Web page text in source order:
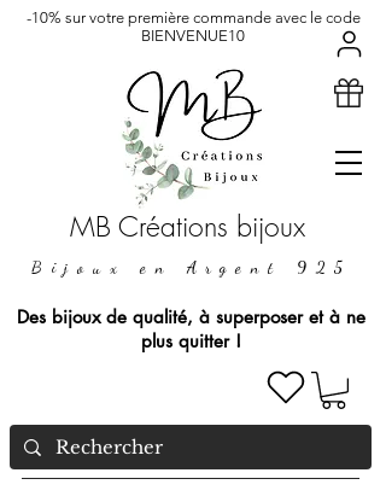
MB Créations bijoux
Bijoux en Argent 925
Des bijoux de qualité, à superposer et à ne
plus quitter !
-10% sur votre première commande avec le code
BIENVENUE10